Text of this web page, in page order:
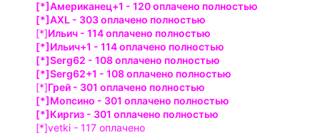
[*]Американец+1 - 120 оплачено полностью
[*]АХL - 303 оплачено полностью
[*]Ильич - 114 оплачено полностью
[*]Ильич+1 - 114 оплачено полностью
[*]Serg62 - 108 оплачено полностью
[*]Serg62+1 - 108 оплачено полностью
[*]Грей - 301 оплачено полностью
[*]Мопсино - 301 оплачено полностью
[*]Киргиз - 301 оплачено полностью
[*]vetki - 117 оплачено